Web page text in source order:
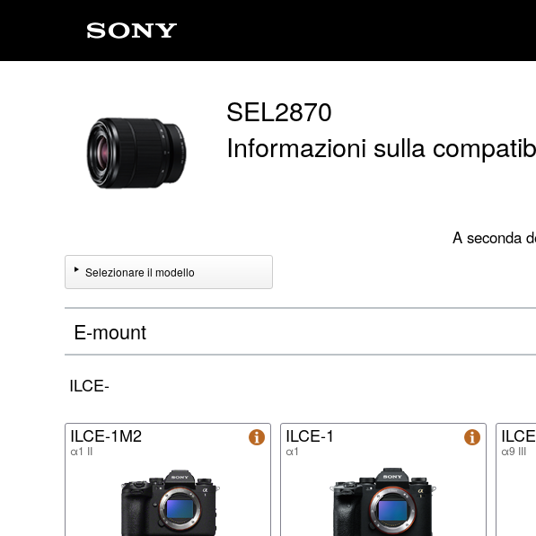
SEL2870
Informazioni sulla
A seconda
Selezionare il modello
E-mount
ILCE-
ILCE-1M2
α1 II
ILCE-1
α1 α9 III